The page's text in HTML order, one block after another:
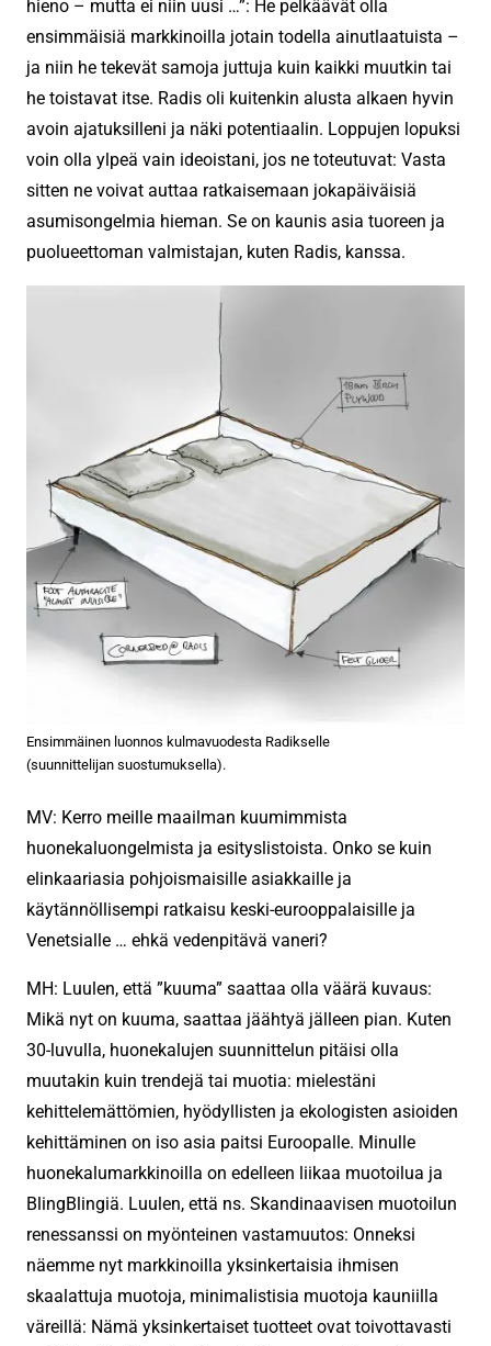
hieno – mutta ei niin uusi …”: He pelkäävät olla
ensimmäisiä markkinoilla jotain todella ainutlaatuista –
ja niin he tekevät samoja juttuja kuin kaikki muutkin tai
he toistavat itse. Radis oli kuitenkin alusta alkaen hyvin
avoin ajatuksilleni ja näki potentiaalin. Loppujen lopuksi
voin olla ylpeä vain ideoistani, jos ne toteutuvat: Vasta
sitten ne voivat auttaa ratkaisemaan jokapäiväisiä
asumisongelmia hieman. Se on kaunis asia tuoreen ja
puolueettoman valmistajan, kuten Radis, kanssa.
Ensimmäinen luonnos kulmavuodesta Radikselle
(suunnittelijan suostumuksella).
MV: Kerro meille maailman kuumimmista
huonekaluongelmista ja esityslistoista. Onko se kuin
elinkaariasia pohjoismaisille asiakkaille ja
käytännöllisempi ratkaisu keski-eurooppalaisille ja
Venetsialle … ehkä vedenpitävä vaneri?
MH: Luulen, että ”kuuma” saattaa olla väärä kuvaus:
Mikä nyt on kuuma, saattaa jäähtyä jälleen pian. Kuten
30-luvulla, huonekalujen suunnittelun pitäisi olla
muutakin kuin trendejä tai muotia: mielestäni
kehittelemättömien, hyödyllisten ja ekologisten asioiden
kehittäminen on iso asia paitsi Euroopalle. Minulle
huonekalumarkkinoilla on edelleen liikaa muotoilua ja
BlingBlingiä. Luulen, että ns. Skandinaavisen muotoilun
renessanssi on myönteinen vastamuutos: Onneksi
näemme nyt markkinoilla yksinkertaisia ​​ihmisen
skaalattuja muotoja, minimalistisia muotoja kauniilla
väreillä: Nämä yksinkertaiset tuotteet ovat toivottavasti